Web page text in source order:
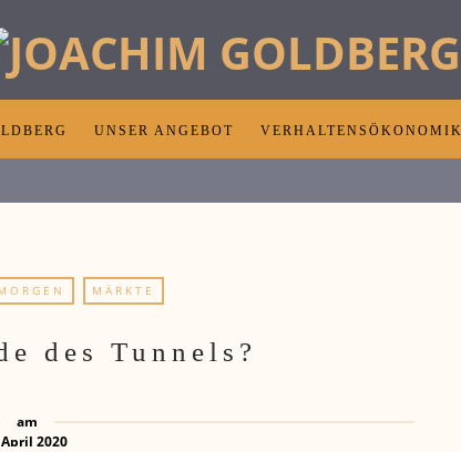
UNSER ANGEBOT VERHALTENSÖKONOMIK
MÄRKTE
des Tunnels?
am
2020